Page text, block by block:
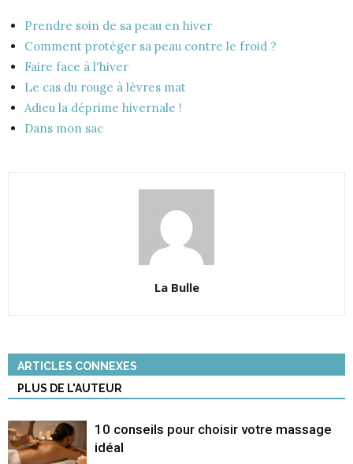
Prendre soin de sa peau en hiver
Comment protéger sa peau contre le froid ?
Faire face à l'hiver
Le cas du rouge à lèvres mat
Adieu la déprime hivernale !
Dans mon sac
La Bulle
ARTICLES CONNEXES
PLUS DE L'AUTEUR
10 conseils pour choisir votre massage
idéal